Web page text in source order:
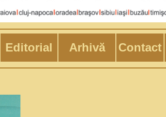
Editorial Arhivă Contact